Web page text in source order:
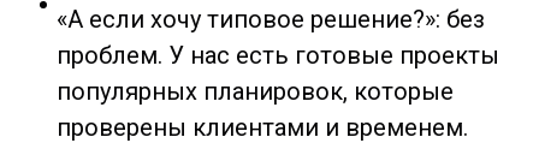
«А если хочу типовое решение?»: без
проблем. У нас есть готовые проекты
популярных планировок, которые
проверены клиентами и временем.